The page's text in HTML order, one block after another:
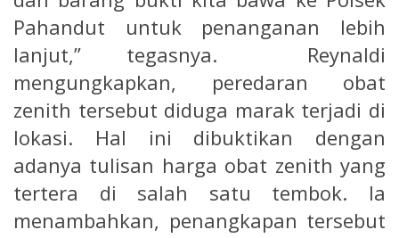
Pahandut untuk penanganan lebih
lanjut,” tegasnya. Reynaldi
mengungkapkan, peredaran obat
zenith tersebut diduga marak terjadi di
lokasi. Hal ini dibuktikan dengan
adanya tulisan harga obat zenith yang
tertera di salah satu tembok. Ia
menambahkan, penangkapan tersebut